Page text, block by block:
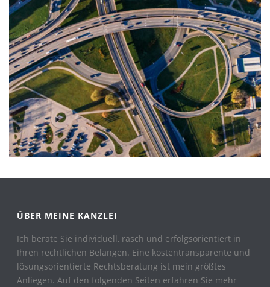
ÜBER MEINE KANZLEI
Ich berate Sie individuell, rasch und erfolgsorientiert in
Ihren rechtlichen Belangen. Eine kostentransparente und
lösungsorientierte Rechtsberatung ist mein größtes
Anliegen. Auf den folgenden Seiten erfahren Sie mehr